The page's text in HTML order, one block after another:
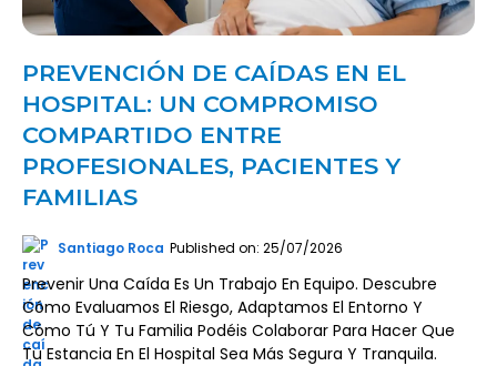
PREVENCIÓN DE CAÍDAS EN EL
HOSPITAL: UN COMPROMISO
COMPARTIDO ENTRE
PROFESIONALES, PACIENTES Y
FAMILIAS
Santiago Roca Published on: 25/07/2026
Prevenir Una Caída Es Un Trabajo En Equipo. Descubre
Cómo Evaluamos El Riesgo, Adaptamos El Entorno Y
Cómo Tú Y Tu Familia Podéis Colaborar Para Hacer Que
Tu Estancia En El Hospital Sea Más Segura Y Tranquila.